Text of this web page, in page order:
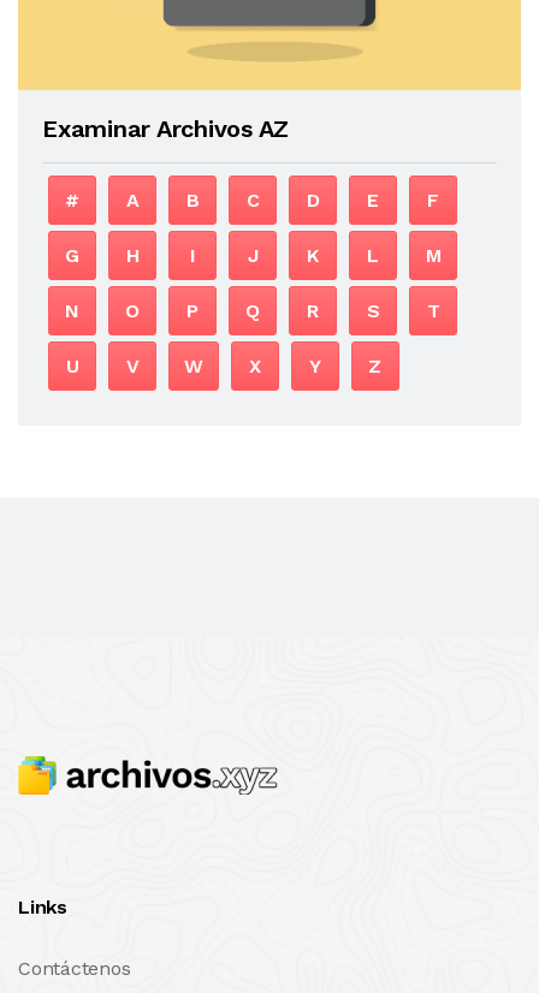
Examinar Archivos AZ
# A B C D E F
G H I J K L M
N O P Q R S T
U V W X Y Z
Links
Contáctenos